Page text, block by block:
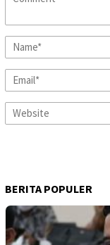
BERITA POPULER